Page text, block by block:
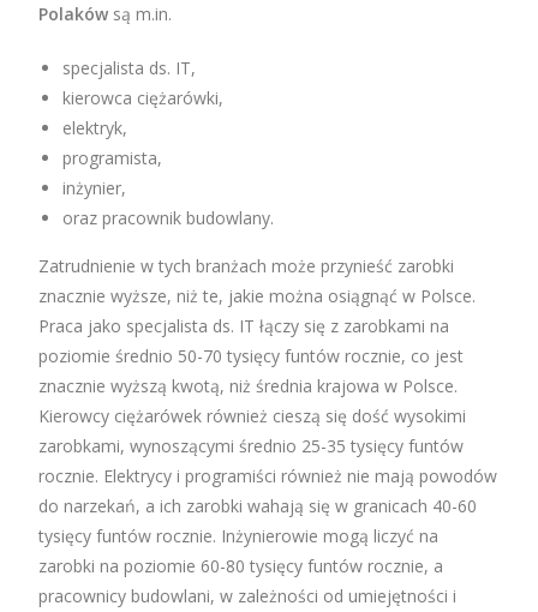
Polaków są m.in.
specjalista ds. IT,
kierowca ciężarówki,
elektryk,
programista,
inżynier,
oraz pracownik budowlany.
Zatrudnienie w tych branżach może przynieść zarobki
znacznie wyższe, niż te, jakie można osiągnąć w Polsce.
Praca jako specjalista ds. IT łączy się z zarobkami na
poziomie średnio 50-70 tysięcy funtów rocznie, co jest
znacznie wyższą kwotą, niż średnia krajowa w Polsce.
Kierowcy ciężarówek również cieszą się dość wysokimi
zarobkami, wynoszącymi średnio 25-35 tysięcy funtów
rocznie. Elektrycy i programiści również nie mają powodów
do narzekań, a ich zarobki wahają się w granicach 40-60
tysięcy funtów rocznie. Inżynierowie mogą liczyć na
zarobki na poziomie 60-80 tysięcy funtów rocznie, a
pracownicy budowlani, w zależności od umiejętności i